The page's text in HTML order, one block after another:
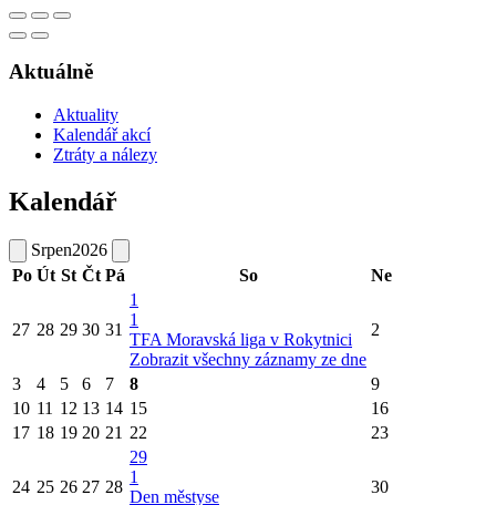
Aktuálně
Aktuality
Kalendář akcí
Ztráty a nálezy
Kalendář
Srpen2026
Po Út St Čt Pá So Ne
27 28 29 30 31
1
1
TFA Moravská liga v Rokytnici
Zobrazit všechny záznamy ze dne
2
3 4 5 6 7 8
9
10 11 12 13 14 15
16
17 18 19 20 21 22 23
24 25 26 27 28
29
1
Den městyse
30